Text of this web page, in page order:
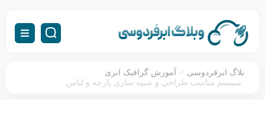
بلاگ ابرفردوسی > آموزش گرافیک ابری :
سیستم مناسب طراحی و شبیه سازی پارچه و لباس